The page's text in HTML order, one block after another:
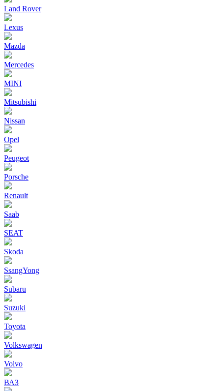
Land Rover
Lexus
Mazda
Mercedes
MINI
Mitsubishi
Nissan
Opel
Peugeot
Porsche
Renault
Saab
SEAT
Skoda
SsangYong
Subaru
Suzuki
Toyota
Volkswagen
Volvo
ВАЗ